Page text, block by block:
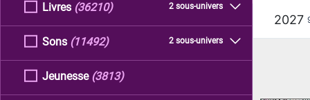
Livres 2 sous-univers
(36210)
Sons 2 sous-univers
(11492)
Jeunesse (3813)
2027